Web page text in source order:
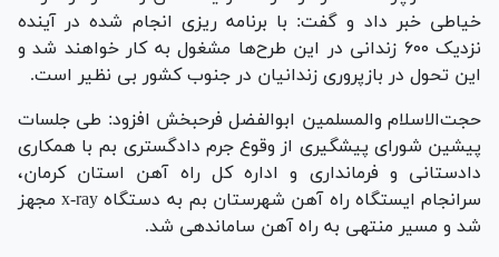
خیاطی خبر داد و گفت: با برنامه ریزی انجام شده در آینده
نزدیک ۶۰۰ زندانی در این طرح‌ها مشغول به کار خواهند شد و
این تحول در بازپروری زندانیان در جنوب کشور بی نظیر است.
حجت‌الاسلام و‌المسلمین ابوالفضل فرحبخش افزود: طی جلسات
پیشین شورای پیشگیری از وقوع جرم دادگستری بم با همکاری
دادستانی و فرمانداری و اداره کل راه آهن استان کرمان،
سرانجام ایستگاه راه آهن شهرستان بم به دستگاه x-ray مجهز
شد و مسیر منتهی به راه آهن ساماندهی شد.